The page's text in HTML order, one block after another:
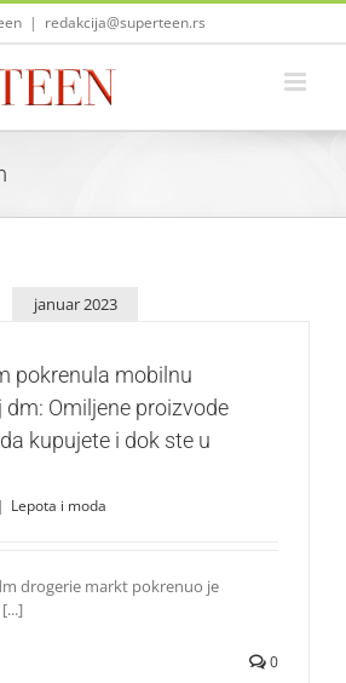
| redakcija@superteen.rs
januar 2023
pokrenula mobilnu
Omiljene proizvode
kupujete i dok ste u
| Lepota i moda
drogerie markt pokrenuo je
0